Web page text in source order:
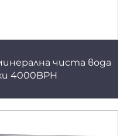
чиста вода
4000BPH